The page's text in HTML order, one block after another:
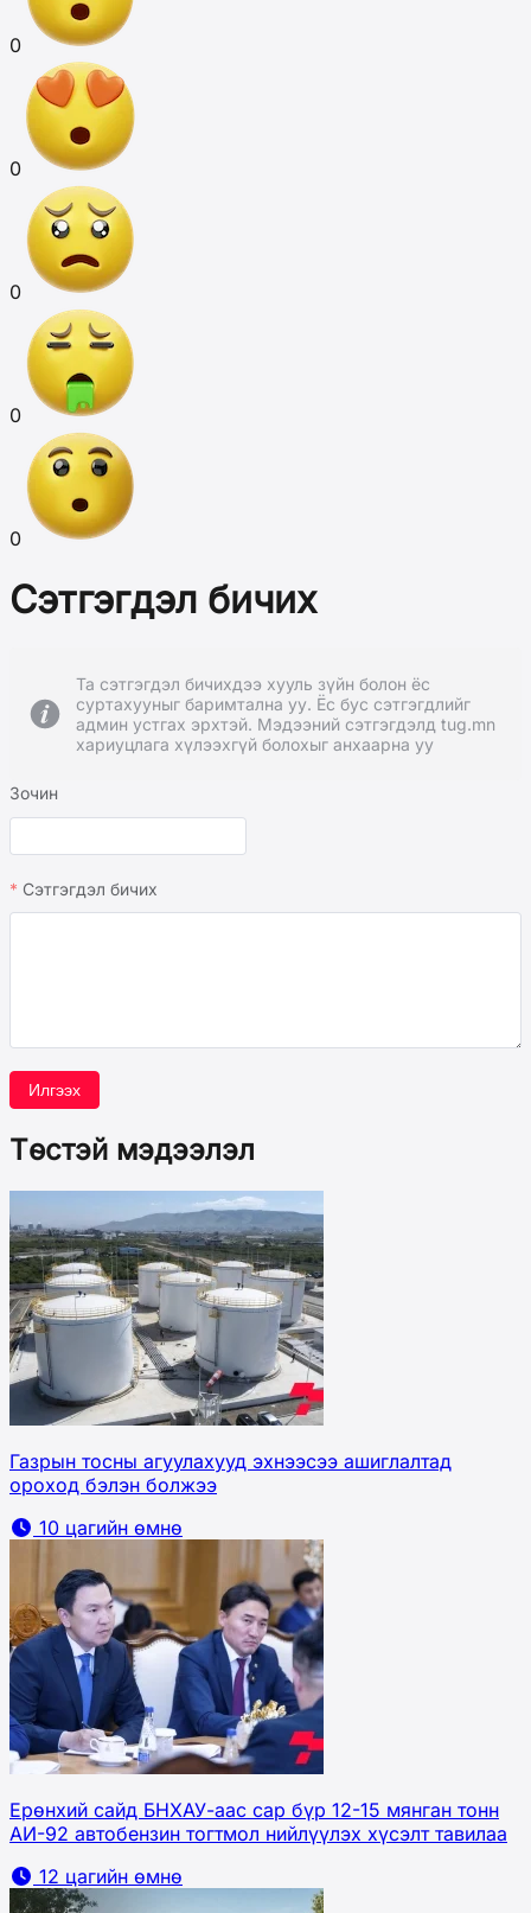
0
0
0
0
0
Сэтгэгдэл бичих
Та сэтгэгдэл бичихдээ хууль зүйн болон ёс
суртахууныг баримтална уу. Ёс бус сэтгэгдлийг
админ устгах эрхтэй. Мэдээний сэтгэгдэлд tug.mn
хариуцлага хүлээхгүй болохыг анхаарна уу
Зочин
Сэтгэгдэл бичих
Илгээх
Төстэй мэдээлэл
Газрын тосны агуулахууд эхнээсээ ашиглалтад
ороход бэлэн болжээ
10 цагийн өмнө
Ерөнхий сайд БНХАУ-аас сар бүр 12-15 мянган тонн
АИ-92 автобензин тогтмол нийлүүлэх хүсэлт тавилаа
12 цагийн өмнө